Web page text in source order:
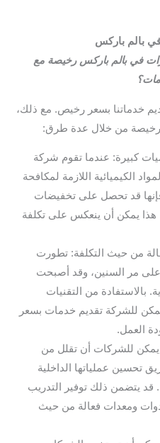
بالم باركس
في بالم باركس رخيصة مع
خدماتنا بسعر رخيص. مع ذلك،
رخيصة من خلال عدة طرق:
كبيرة: عندما تقوم شركة
الكيميائية اللازمة لمكافحة
قد تحصل على تخفيضات
هذا يمكن أن ينعكس على تكلفة
من حيث التكلفة: تطورت
مر السنين، وقد أصبحت
بالاستفادة من التقنيات
يمكن للشركة تقديم خدمات بسعر
العمل.
يمكن للشركات أن تقلل من
تحسين عملياتها الداخلية
قد يتضمن ذلك توفير التدريب
أدوات ومعدات فعالة من حيث